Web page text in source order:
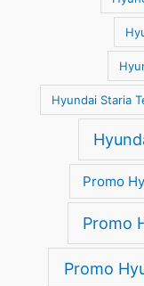
Hyundai Staria
Promo
Promo
Promo